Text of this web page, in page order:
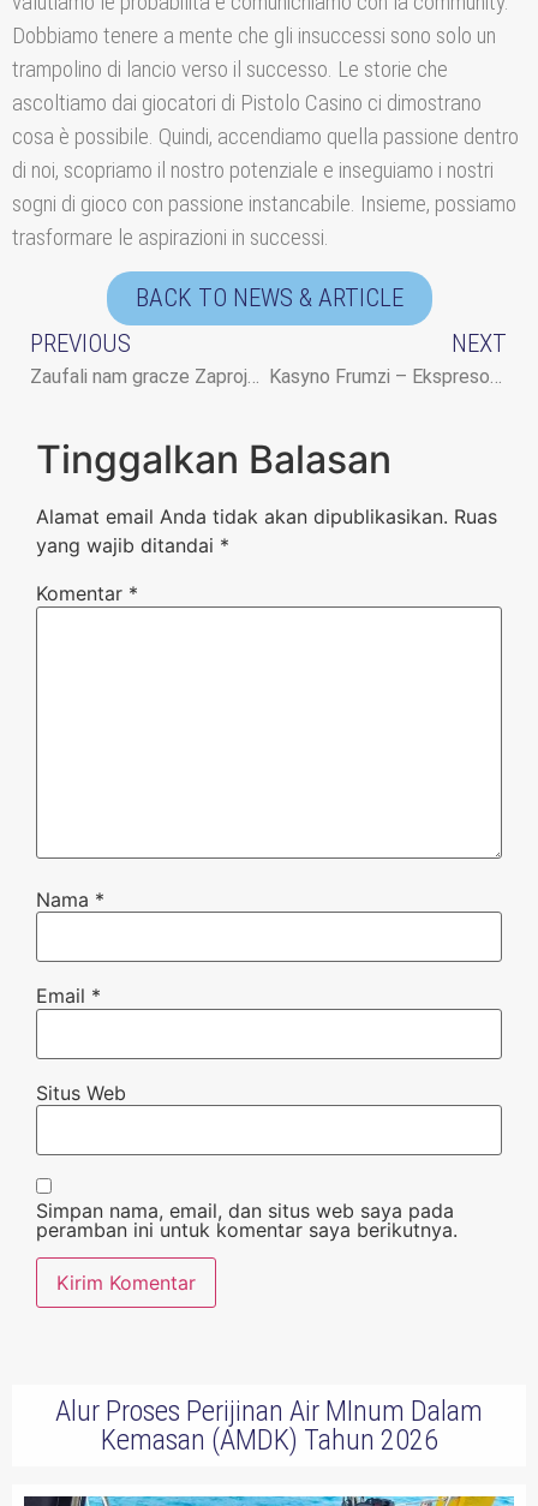
Dobbiamo tenere a mente che gli insuccessi sono solo un
trampolino di lancio verso il successo. Le storie che
ascoltiamo dai giocatori di Pistolo Casino ci dimostrano
cosa è possibile. Quindi, accendiamo quella passione dentro
di noi, scopriamo il nostro potenziale e inseguiamo i nostri
sogni di gioco con passione instancabile. Insieme, possiamo
trasformare le aspirazioni in successi.
BACK TO NEWS & ARTICLE
PREVIOUS
Zaufali nam gracze Zaprojektowane dla komfortu w Polsce z kasynem Slotsdj
NEXT
Kasyno Frumzi – Ekspresowe wypłaty i bezpieczne wypłaty w Polsce
Tinggalkan Balasan
Alamat email Anda tidak akan dipublikasikan. Ruas
yang wajib ditandai *
Komentar *
Nama *
Email *
Situs Web
Simpan nama, email, dan situs web saya pada
peramban ini untuk komentar saya berikutnya.
Alur Proses Perijinan Air MInum Dalam
Kemasan (AMDK) Tahun 2026